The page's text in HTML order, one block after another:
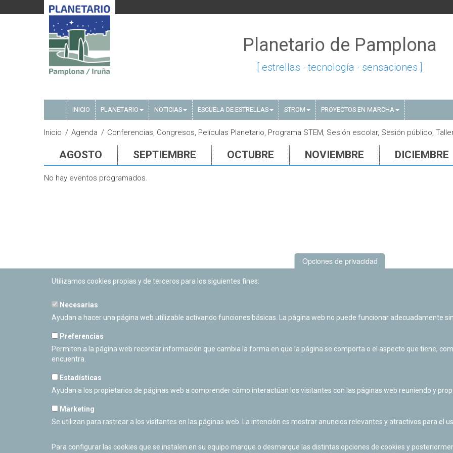
Planetario de Pamplona
[ estrellas · tecnología · sensaciones ]
INICIO PLANETARIO NOTICIAS ESCUELA DE ESTRELLAS STROM PROYECTOS EN MARCHA
Inicio Agenda Conferencias, Congresos, Películas Planetario, Programa STEM, Sesión escolar, Sesión público,
AGOSTO SEPTIEMBRE OCTUBRE NOVIEMBRE DICIEMBRE
No hay eventos programados.
PLANETARIO DE PAMPLONA
Calle Sancho RamÃ­rez, s/n
Cerrado Temporalmente
Opciones de privacidad
Utilizamos cookies propias y de terceros para los siguientes fines:
Necesarias
Ayudan a hacer una página web utilizable activando funciones básicas. La página web no puede funcionar adecuadamente
Preferencias
Permiten a la página web recordar información que cambia la forma en que la página se comporta o el aspecto que tiene,
encuentra.
Estadísticas
Ayudan a los propietarios de páginas web a comprender cómo interactúan los visitantes con las páginas web reuniendo y
Marketing
Se utilizan para rastrear a los visitantes en las páginas web. La intención es mostrar anuncios relevantes y atractivos para el
Para configurar las cookies que se instalen en su equipo marque o desmarque las distintas opciones de cookies y